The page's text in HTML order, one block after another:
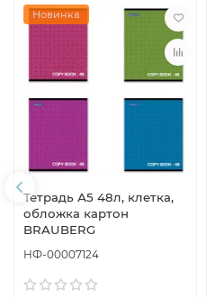
Новинка
Тетрадь А5 48л, клетка,
обложка картон
BRAUBERG
НФ-00007124